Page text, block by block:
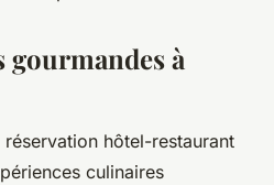
gourmandes à
hôtel-restaurant
culinaires